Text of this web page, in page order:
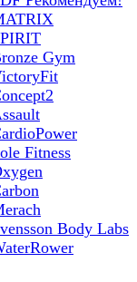
Gym
Fitness
Body Labs